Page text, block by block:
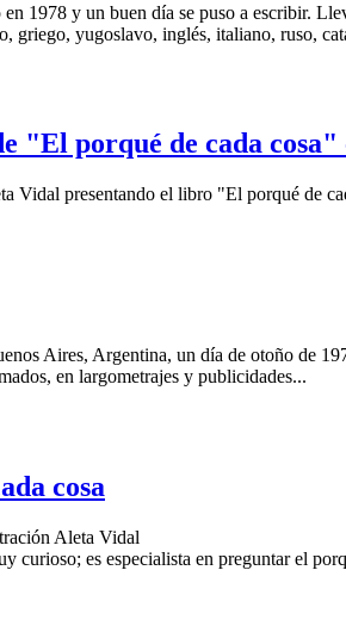
1978 y un buen día se puso a escribir.
griego, yugoslavo, inglés, italiano, ruso,
"El porqué de cada
Vidal presentando el libro "El porqué de
Aires, Argentina, un día de otoño de
en largometrajes y publicidades...
cosa
Aleta Vidal
curioso; es especialista en preguntar el